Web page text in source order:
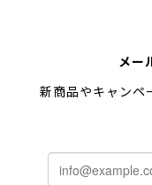
メー
新商品やキャンペ